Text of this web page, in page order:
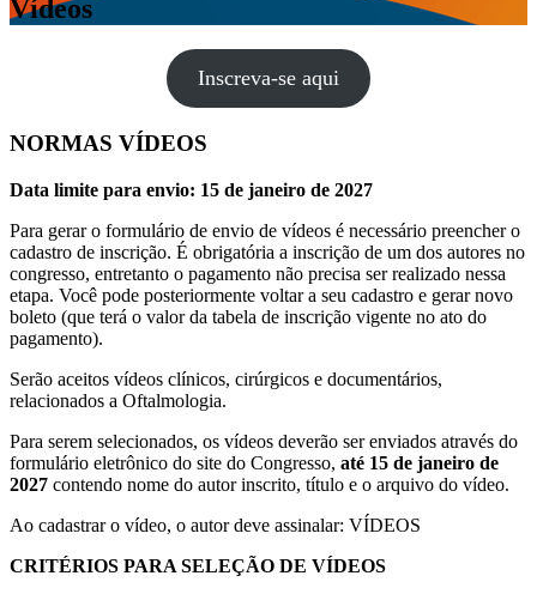
Vídeos
Inscreva-se aqui
NORMAS VÍDEOS
Data limite para envio: 15 de janeiro de 2027
Para gerar o formulário de envio de vídeos é necessário preencher o
cadastro de inscrição. É obrigatória a inscrição de um dos autores no
congresso, entretanto o pagamento não precisa ser realizado nessa
etapa. Você pode posteriormente voltar a seu cadastro e gerar novo
boleto (que terá o valor da tabela de inscrição vigente no ato do
pagamento).
Serão aceitos vídeos clínicos, cirúrgicos e documentários,
relacionados a Oftalmologia.
Para serem selecionados, os vídeos deverão ser enviados através do
formulário eletrônico do site do Congresso, até 15 de janeiro de
2027 contendo nome do autor inscrito, título e o arquivo do vídeo.
Ao cadastrar o vídeo, o autor deve assinalar: VÍDEOS
CRITÉRIOS PARA SELEÇÃO DE VÍDEOS